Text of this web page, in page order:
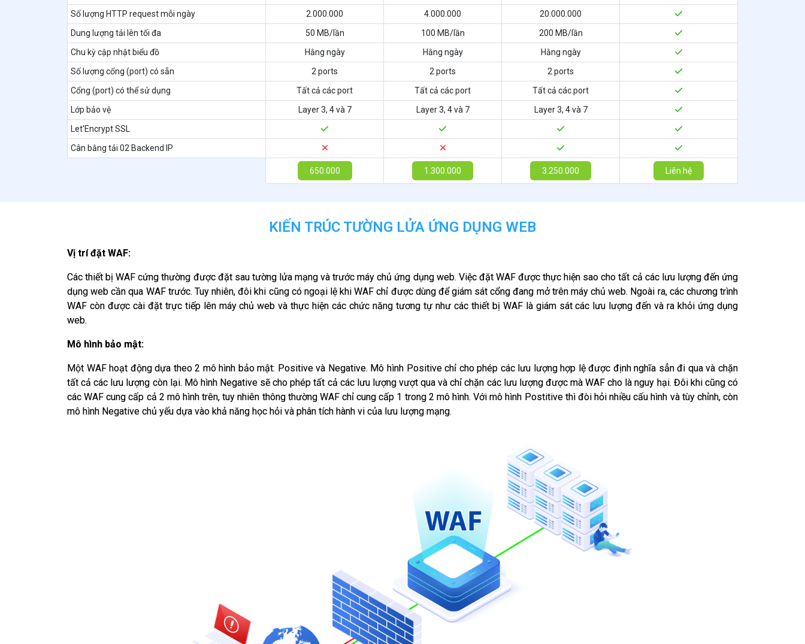
Số lượng HTTP request mỗi ngày
2.000.000 4.000.000
20.000.000
Dung lượng tải lên tối đa
50 MB/lần 100 MB/lần
200 MB/lần
Chu kỳ cập nhật biểu đồ
Hằng ngày Hằng ngày
Hằng ngày
Số lượng cổng (port) có sẵn
2 ports 2 ports
2 ports
Cổng (port) có thể sử dụng
Tất cả các port Tất cả các port
Tất cả các port
Lớp bảo vệ
Layer 3, 4 và 7 Layer 3, 4 và 7
Layer 3, 4 và 7
Let'Encrypt SSL
Cân bằng tải 02 Backend IP
650.000 1.300.000 3.250.000 Liên hệ
KIẾN TRÚC TƯỜNG LỬA ỨNG DỤNG WEB​
Vị trí đặt WAF:
Các thiết bị WAF cứng thường được đặt sau tường lửa mạng và trước máy chủ ứng dụng web. Việc đặt WAF được thực hiện sao cho tất cả các lưu lượng đến ứng
dụng web cần qua WAF trước. Tuy nhiên, đôi khi cũng có ngoại lệ khi WAF chỉ được dùng để giám sát cổng đang mở trên máy chủ web. Ngoài ra, các chương trình
WAF còn được cài đặt trực tiếp lên máy chủ web và thực hiện các chức năng tương tự như các thiết bị WAF là giám sát các lưu lượng đến và ra khỏi ứng dụng
web.
Mô hình bảo mật:
Một WAF hoạt động dựa theo 2 mô hình bảo mật: Positive và Negative. Mô hình Positive chỉ cho phép các lưu lượng hợp lệ được định nghĩa sẳn đi qua và chặn
tất cả các lưu lượng còn lại. Mô hình Negative sẽ cho phép tất cả các lưu lượng vượt qua và chỉ chặn các lưu lượng được mà WAF cho là nguy hại. Đôi khi cũng có
các WAF cung cấp cả 2 mô hình trên, tuy nhiên thông thường WAF chỉ cung cấp 1 trong 2 mô hình. Với mô hình Postitive thì đòi hỏi nhiều cấu hình và tùy chỉnh, còn
mô hình Negative chủ yếu dựa vào khả năng học hỏi và phân tích hành vi của lưu lượng mạng.